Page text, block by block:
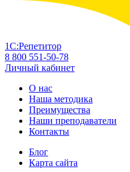
1С:Репетитор
8 800 551-50-78
Личный кабинет
О нас
Наша методика
Преимущества
Наши преподаватели
Контакты
Блог
Карта сайта